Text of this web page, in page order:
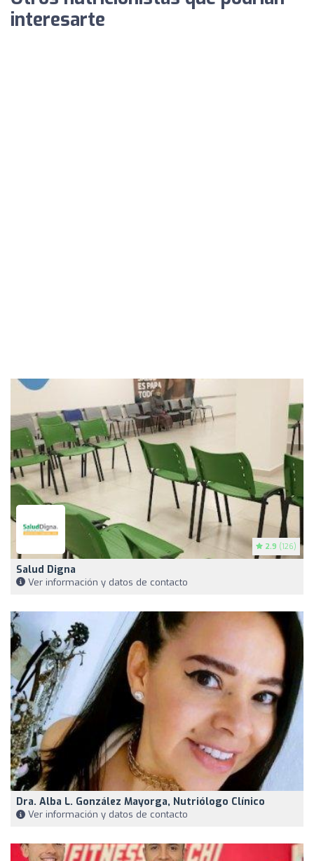
interesarte
2.9 (126)
Salud Digna
Ver información y datos de contacto
Dra. Alba L. González Mayorga, Nutriólogo Clínico
Ver información y datos de contacto